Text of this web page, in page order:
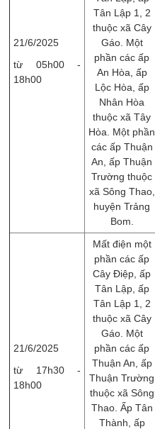
21/6/2025
từ 05h00 -
18h00
Tân Lập 1, 2
thuộc xã Cây
Gáo. Một
phần các ấp
An Hòa, ấp
Lộc Hòa, ấp
Nhân Hòa
thuộc xã Tây
Hòa. Một phần
các ấp Thuận
An, ấp Thuận
Trường thuộc
xã Sông Thao,
huyện Trảng
Bom.
21/6/2025
từ 17h30 -
18h00
Mất điện một
phần các ấp
Cây Điệp, ấp
Tân Lập, ấp
Tân Lập 1, 2
thuộc xã Cây
Gáo. Một
phần các ấp
Thuận An, ấp
Thuận Trường
thuộc xã Sông
Thao. Ấp Tân
Thành, ấp